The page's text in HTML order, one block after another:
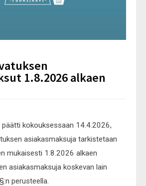
1.8.2026 alkaen
päätti kokouksessaan 14.4.2026,
asiakasmaksuja tarkistetaan
mukaisesti 1.8.2026 alkaen
asiakasmaksuja koskevan lain
perusteella.